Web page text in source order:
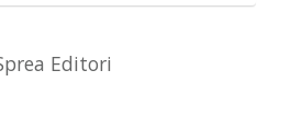
Editori